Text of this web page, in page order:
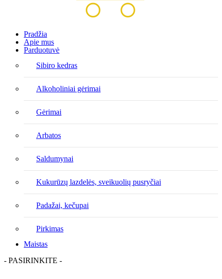
Pradžia
Apie mus
Parduotuvė
Sibiro kedras
Alkoholiniai gėrimai
Gėrimai
Arbatos
Saldumynai
Kukurūzų lazdelės, sveikuolių pusryčiai
Padažai, kečupai
Pirkimas
Maistas
- PASIRINKITE -